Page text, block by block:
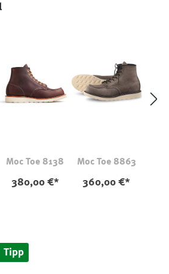
Moc Toe 8138
380,00 €*
Moc Toe 8863
360,00 €*
Tipp